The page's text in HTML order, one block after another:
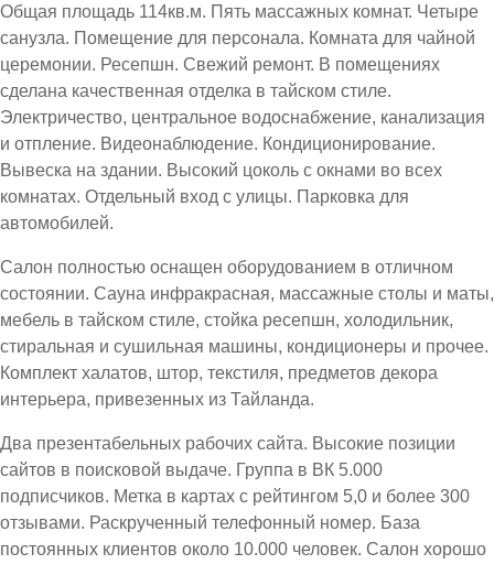
Общая площадь 114кв.м. Пять массажных комнат. Четыре
санузла. Помещение для персонала. Комната для чайной
церемонии. Ресепшн. Свежий ремонт. В помещениях
сделана качественная отделка в тайском стиле.
Электричество, центральное водоснабжение, канализация
и отпление. Видеонаблюдение. Кондиционирование.
Вывеска на здании. Высокий цоколь с окнами во всех
комнатах. Отдельный вход с улицы. Парковка для
автомобилей.
Салон полностью оснащен оборудованием в отличном
состоянии. Сауна инфракрасная, массажные столы и маты,
мебель в тайском стиле, стойка ресепшн, холодильник,
стиральная и сушильная машины, кондиционеры и прочее.
Комплект халатов, штор, текстиля, предметов декора
интерьера, привезенных из Тайланда.
Два презентабельных рабочих сайта. Высокие позиции
сайтов в поисковой выдаче. Группа в ВК 5.000
подписчиков. Метка в картах с рейтингом 5,0 и более 300
отзывами. Раскрученный телефонный номер. База
постоянных клиентов около 10.000 человек. Салон хорошо